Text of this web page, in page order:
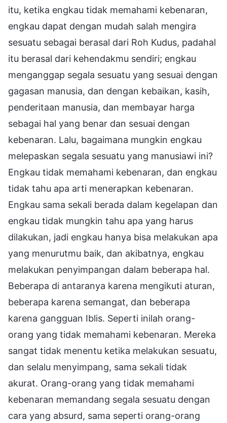
itu, ketika engkau tidak memahami kebenaran,
engkau dapat dengan mudah salah mengira
sesuatu sebagai berasal dari Roh Kudus, padahal
itu berasal dari kehendakmu sendiri; engkau
menganggap segala sesuatu yang sesuai dengan
gagasan manusia, dan dengan kebaikan, kasih,
penderitaan manusia, dan membayar harga
sebagai hal yang benar dan sesuai dengan
kebenaran. Lalu, bagaimana mungkin engkau
melepaskan segala sesuatu yang manusiawi ini?
Engkau tidak memahami kebenaran, dan engkau
tidak tahu apa arti menerapkan kebenaran.
Engkau sama sekali berada dalam kegelapan dan
engkau tidak mungkin tahu apa yang harus
dilakukan, jadi engkau hanya bisa melakukan apa
yang menurutmu baik, dan akibatnya, engkau
melakukan penyimpangan dalam beberapa hal.
Beberapa di antaranya karena mengikuti aturan,
beberapa karena semangat, dan beberapa
karena gangguan Iblis. Seperti inilah orang-
orang yang tidak memahami kebenaran. Mereka
sangat tidak menentu ketika melakukan sesuatu,
dan selalu menyimpang, sama sekali tidak
akurat. Orang-orang yang tidak memahami
kebenaran memandang segala sesuatu dengan
cara yang absurd, sama seperti orang-orang